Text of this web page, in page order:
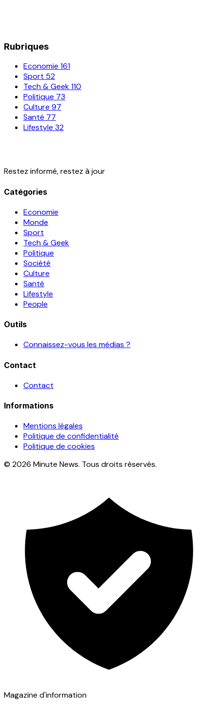
Rubriques
Economie 161
Sport 52
Tech & Geek110
Politique 73
Culture 97
Santé 77
Lifestyle 32
Restez informé, restez à jour
Catégories
Economie
Monde
Sport
Tech & Geek
Politique
Société
Culture
Santé
Lifestyle
People
Outils
Connaissez-vous les médias ?
Contact
Contact
Informations
Mentions légales
Politique de confidentialité
Politique de cookies
© 2026 Minute News. Tous droits réservés.
Magazine d'information